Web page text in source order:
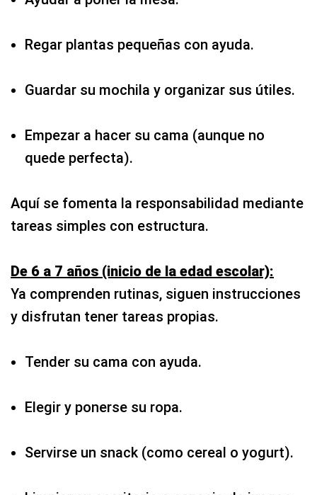
Regar plantas pequeñas con ayuda.
Guardar su mochila y organizar sus útiles.
Empezar a hacer su cama (aunque no
quede perfecta).
Aquí se fomenta la responsabilidad mediante
tareas simples con estructura.
De 6 a 7 años (inicio de la edad escolar):
Ya comprenden rutinas, siguen instrucciones
y disfrutan tener tareas propias.
Tender su cama con ayuda.
Elegir y ponerse su ropa.
Servirse un snack (como cereal o yogurt).